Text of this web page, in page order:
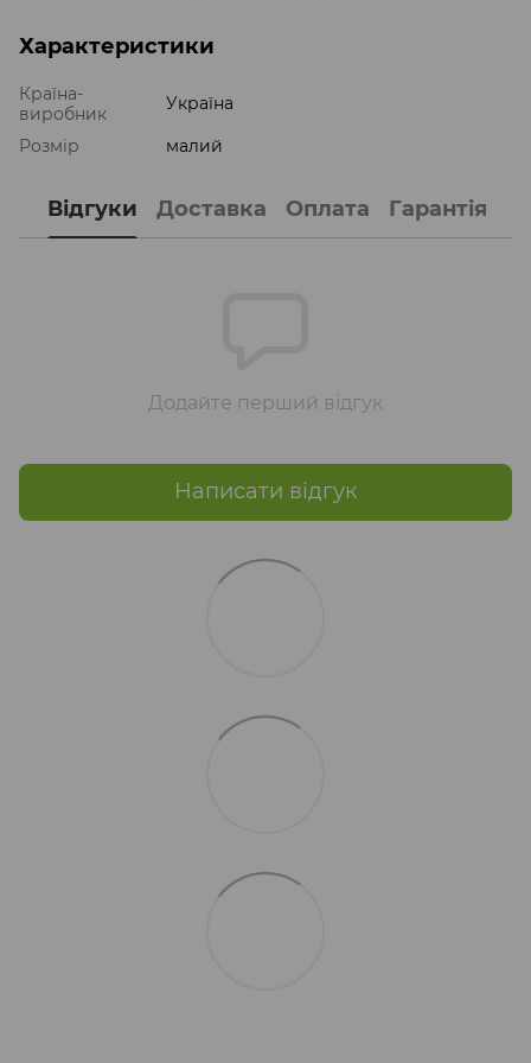
Характеристики
Країна-
виробник
Україна
Розмір
малий
Відгуки Доставка Оплата Гарантія
Додайте перший відгук
Написати відгук